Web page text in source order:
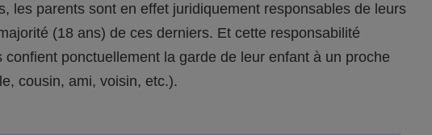
les parents sont en effet juridiquement responsables de leurs
(18 ans) de ces derniers. Et cette responsabilité
confient ponctuellement la garde de leur enfant à un proche
cousin, ami, voisin, etc.).